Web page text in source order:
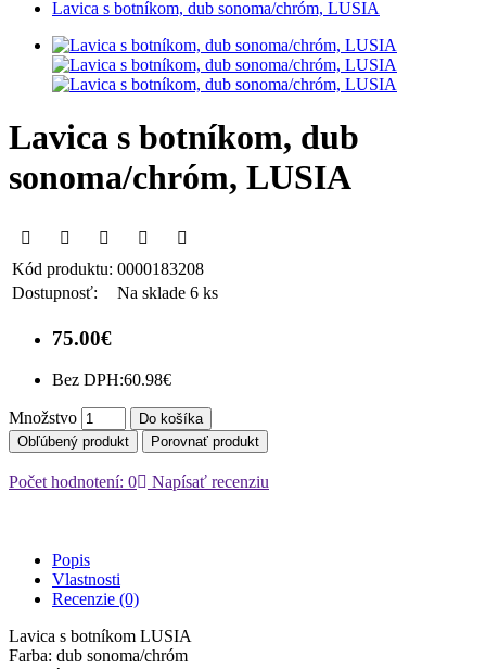
Lavica s botníkom, dub sonoma/chróm, LUSIA
Lavica s botníkom, dub
sonoma/chróm, LUSIA
Kód produktu: 0000183208
Dostupnosť:
Na sklade 6 ks
75.00€
Bez DPH:60.98€
Množstvo
Do košíka
Obľúbený produkt
Porovnať produkt
Počet hodnotení: 0 Napísať recenziu
Popis
Vlastnosti
Recenzie (0)
Lavica s botníkom LUSIA
Farba: dub sonoma/chróm